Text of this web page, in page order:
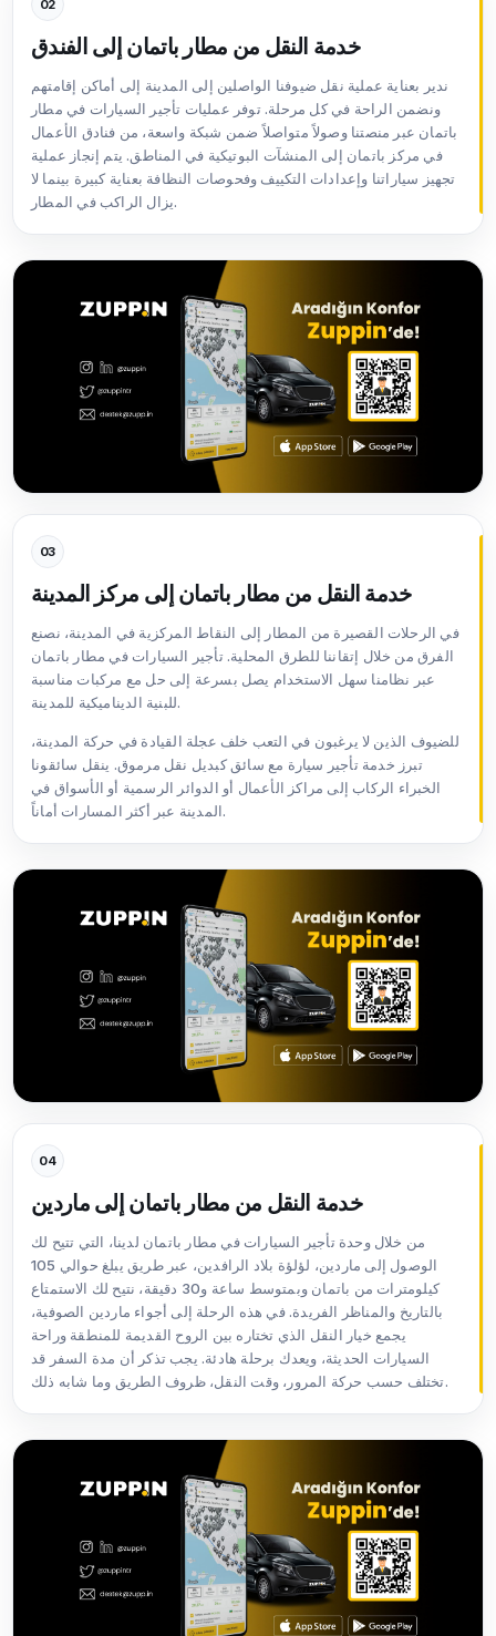
02
خدمة النقل من مطار باتمان إلى الفندق
ندير بعناية عملية نقل ضيوفنا الواصلين إلى المدينة إلى أماكن إقامتهم
ونضمن الراحة في كل مرحلة. توفر عمليات تأجير السيارات في مطار
باتمان عبر منصتنا وصولاً متواصلاً ضمن شبكة واسعة، من فنادق الأعمال
في مركز باتمان إلى المنشآت البوتيكية في المناطق. يتم إنجاز عملية
تجهيز سياراتنا وإعدادات التكييف وفحوصات النظافة بعناية كبيرة بينما لا
يزال الراكب في المطار.
03
خدمة النقل من مطار باتمان إلى مركز المدينة
في الرحلات القصيرة من المطار إلى النقاط المركزية في المدينة، نصنع
الفرق من خلال إتقاننا للطرق المحلية. تأجير السيارات في مطار باتمان
عبر نظامنا سهل الاستخدام يصل بسرعة إلى حل مع مركبات مناسبة
للبنية الديناميكية للمدينة.
للضيوف الذين لا يرغبون في التعب خلف عجلة القيادة في حركة المدينة،
تبرز خدمة تأجير سيارة مع سائق كبديل نقل مرموق. ينقل سائقونا
الخبراء الركاب إلى مراكز الأعمال أو الدوائر الرسمية أو الأسواق في
المدينة عبر أكثر المسارات أماناً.
04
خدمة النقل من مطار باتمان إلى ماردين
من خلال وحدة تأجير السيارات في مطار باتمان لدينا، التي تتيح لك
الوصول إلى ماردين، لؤلؤة بلاد الرافدين، عبر طريق يبلغ حوالي 105
كيلومترات من باتمان وبمتوسط ساعة و30 دقيقة، نتيح لك الاستمتاع
بالتاريخ والمناظر الفريدة. في هذه الرحلة إلى أجواء ماردين الصوفية،
يجمع خيار النقل الذي تختاره بين الروح القديمة للمنطقة وراحة
السيارات الحديثة، ويعدك برحلة هادئة. يجب تذكر أن مدة السفر قد
تختلف حسب حركة المرور، وقت النقل، ظروف الطريق وما شابه ذلك.